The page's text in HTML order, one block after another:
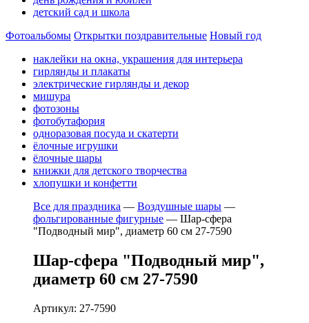
детский сад и школа
Фотоальбомы Открытки поздравительные Новый год
наклейки на окна, украшения для интерьера
гирлянды и плакаты
электрические гирлянды и декор
мишура
фотозоны
фотобутафория
одноразовая посуда и скатерти
ёлочные игрушки
ёлочные шары
книжки для детского творчества
хлопушки и конфетти
Все для праздника — Воздушные шары —
фольгированные фигурные — Шар-сфера
"Подводный мир", диаметр 60 см 27-7590
Шар-сфера "Подводный мир",
диаметр 60 см 27-7590
Артикул: 27-7590